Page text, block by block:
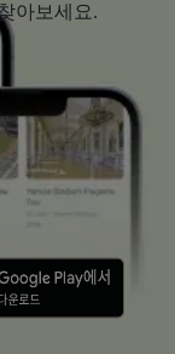
아보세요.